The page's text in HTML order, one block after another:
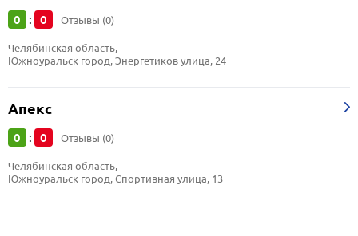
0 : 0 Отзывы (0)
Челябинская область,
Южноуральск город, Энергетиков улица, 24
Апекс
0 : 0 Отзывы (0)
Челябинская область,
Южноуральск город, Спортивная улица, 13